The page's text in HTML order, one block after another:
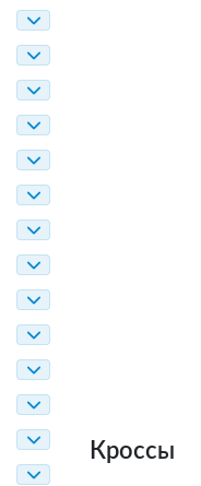
Кроссы